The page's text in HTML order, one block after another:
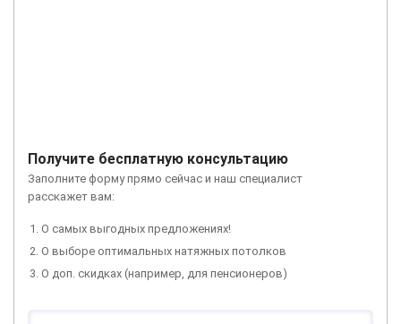
Получите бесплатную консультацию
Заполните форму прямо сейчас и наш специалист
расскажет вам:
О самых выгодных предложениях!
О выборе оптимальных натяжных потолков
О доп. скидках (например, для пенсионеров)